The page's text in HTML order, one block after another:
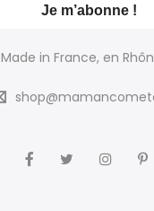
Made in France, en